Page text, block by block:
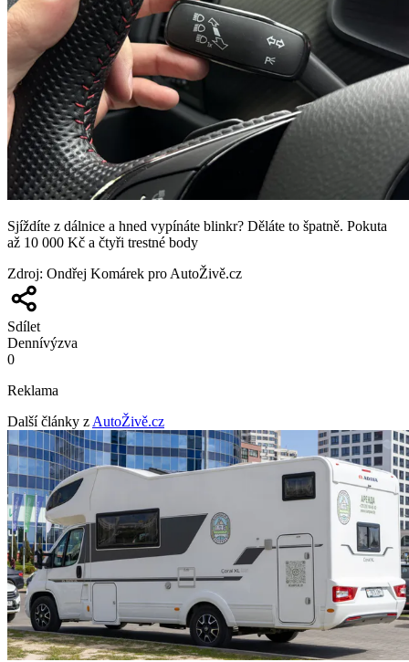
Sjíždíte z dálnice a hned vypínáte blinkr? Děláte to špatně. Pokuta
až 10 000 Kč a čtyři trestné body
Zdroj: Ondřej Komárek pro AutoŽivě.cz
Sdílet
Dennívýzva
0
Reklama
Další články z AutoŽivě.cz